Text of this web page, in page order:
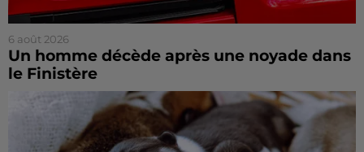
6 août 2026
Un homme décède après une noyade dans
le Finistère